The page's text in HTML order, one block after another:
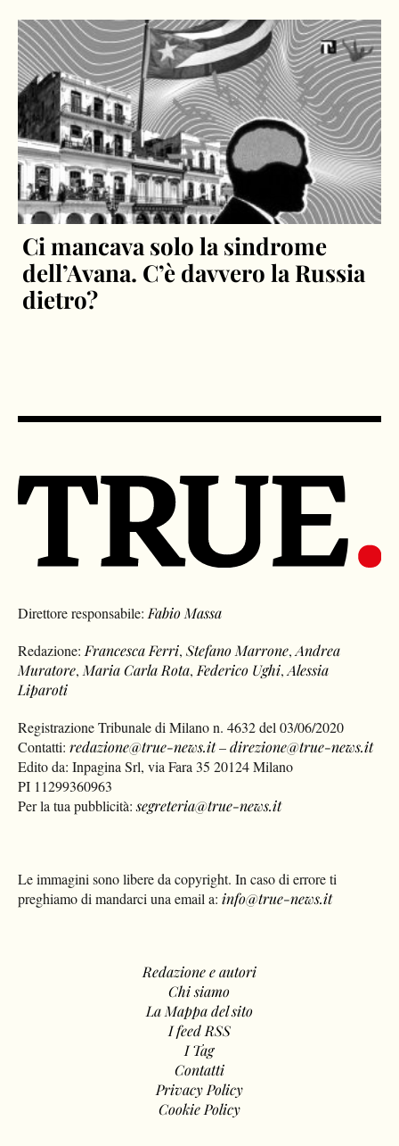
Ci mancava solo la sindrome
dell’Avana. C’è davvero la Russia
dietro?
Direttore responsabile: Fabio Massa
Redazione: Francesca Ferri,Stefano Marrone,Andrea
Muratore, Maria Carla Rota, Federico Ughi,Alessia
Liparoti
Registrazione Tribunale di Milano n. 4632 del 03/06/2020
Contatti:redazione@true-news.it–direzione@true-news.it
Edito da: Inpagina Srl, via Fara 35 20124 Milano
PI 11299360963
Per la tua pubblicità:segreteria@true-news.it
Le immagini sono libere da copyright. In caso di errore ti
preghiamo di mandarci una email a: info@true-news.it
Redazione e autori
Chi siamo
La Mappa del sito
I feed RSS
I Tag
Contatti
Privacy Policy
Cookie Policy